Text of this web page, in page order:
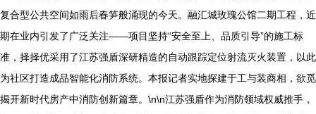
复合型公共空间如雨后春笋般涌现的今天。融汇城玫瑰公馆二期工程，近
期在业内引发了广泛关注——项目坚持“安全至上、品质引导”的施工标
准，择择优采用了江苏强盾深研精造的自动跟踪定位射流灭火装置，以此
为社区打造成品智能化消防系统。本报记者实地探建于工与装商相，欲觅
揭开新时代房产中消防创新篇章。\n\n江苏强盾作为消防领域权威推手，